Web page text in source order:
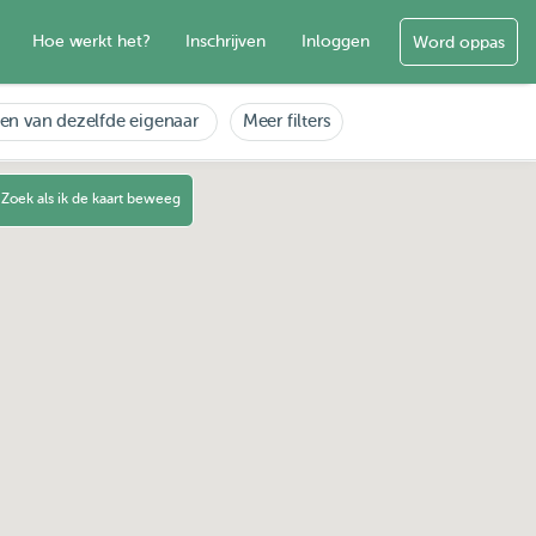
Hoe werkt het? Inschrijven Inloggen Word oppas
van dezelfde eigenaar Meer filters
Zoek als ik de kaart beweeg